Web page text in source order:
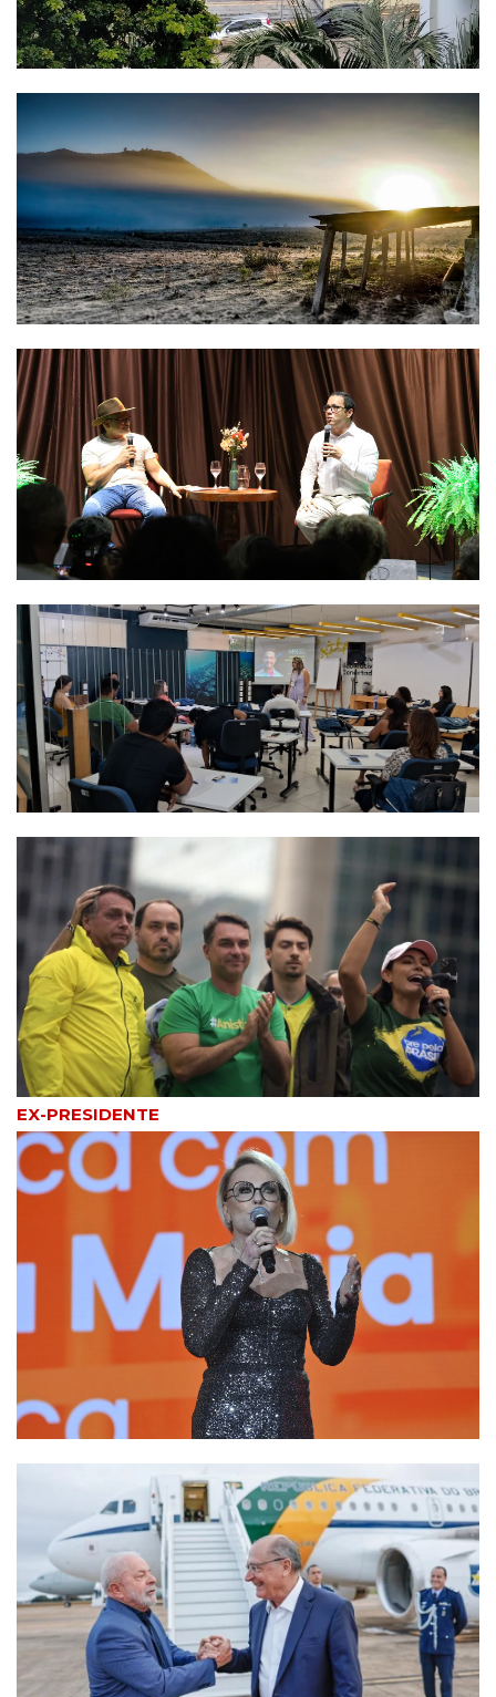
divididas na campanha à
reeleição
2
Pai de Lionel Messi, Jorge
Messi morre na Argentina
3 noticias
RS: Defesa Civil confirma
uma morte e cinco feridos
após ciclone-bomba
4 noticias
Cidades brasileiras estão
entre as mais baratas do
mundo para consumo de
álcool e cigarro
5 noticias
Arsenal anuncia a
contratação de Bruno
Guimarães
6 noticias
Mais de 1 tonelada de
drogas é achada em fundo
falso de caminhão
Termos de uso Sitemap
Copyright © 2025 Campos24horas seu
jornal na internet - Byafirma.cc